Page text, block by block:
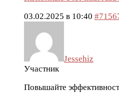
03.02.2025 в 10:40
Jessehiz
Участник
Повышайте